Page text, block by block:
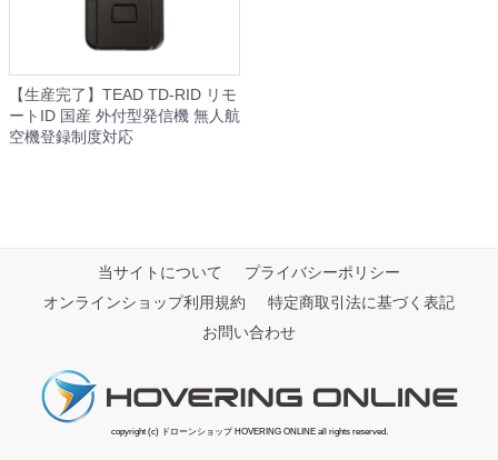
【生産完了】TEAD TD-RID リモ
ートID 国産 外付型発信機 無人航
空機登録制度対応
当サイトについて
プライバシーポリシー
オンラインショップ利用規約
特定商取引法に基づく表記
お問い合わせ
copyright (c) ドローンショップ HOVERING ONLINE all rights reserved.